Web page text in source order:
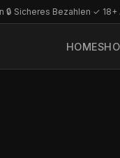
·🔒 Sicheres Bezahlen·✓ 18+
HOME